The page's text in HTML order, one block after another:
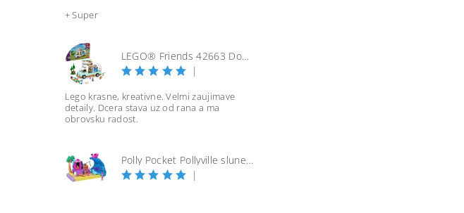
+ Super
LEGO® Friends 42663 Dobrodružství s karavanem přátelství
|
Lego krasne, kreativne. Velmi zaujimave
detaily. Dcera stava uz od rana a ma
obrovsku radost.
Polly Pocket Pollyville slunečná pláž
|